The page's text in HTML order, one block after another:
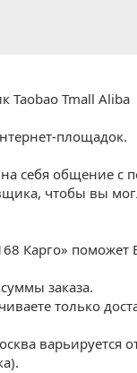
Taobao Tmall Aliba
площадок.
себя общение
чтобы вы
Карго» поможет
заказа.
только
варьируется